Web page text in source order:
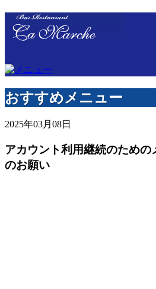
おすすめメニュー
2025年03月08日
アカウント利用継続のための
のお願い